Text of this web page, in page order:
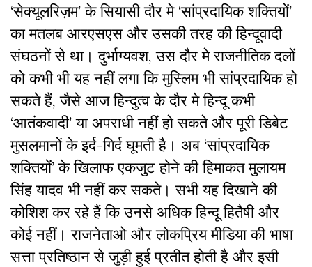
‘सेक्यूलरिज़म’ के सियासी दौर मे ‘सांप्रदायिक शक्तियों’
का मतलब आरएसएस और उसकी तरह की हिन्दूवादी
संघठनों से था। दुर्भाग्यवश, उस दौर मे राजनीतिक दलों
को कभी भी यह नहीं लगा कि मुस्लिम भी सांप्रदायिक हो
सकते हैं, जैसे आज हिन्दुत्व के दौर मे हिन्दू कभी
‘आतंकवादी’ या अपराधी नहीं हो सकते और पूरी डिबेट
मुसलमानों के इर्द-गिर्द घूमती है। अब ‘सांप्रदायिक
शक्तियों’ के खिलाफ एकजुट होने की हिमाकत मुलायम
सिंह यादव भी नहीं कर सकते। सभी यह दिखाने की
कोशिश कर रहे हैं कि उनसे अधिक हिन्दू हितैषी और
कोई नहीं। राजनेताओ और लोकप्रिय मीडिया की भाषा
सत्ता प्रतिष्ठान से जुड़ी हुई प्रतीत होती है और इसी